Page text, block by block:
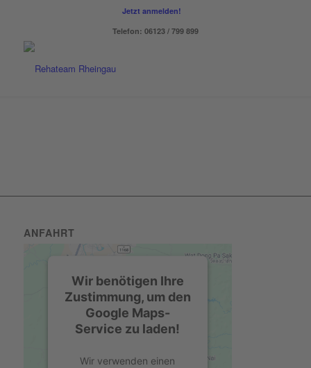
Jetzt anmelden!
Telefon: 06123 / 799 899
ANFAHRT
Wir benötigen Ihre
Zustimmung, um den
Google Maps-
Service zu laden!
Wir verwenden einen